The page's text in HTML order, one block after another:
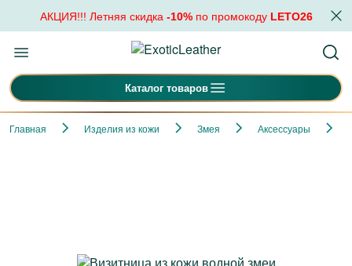
АКЦИЯ!!! Летняя скидка -10%по промокоду LETO26
Каталог товаров
Главная Изделия из кожи Змея Аксессуары